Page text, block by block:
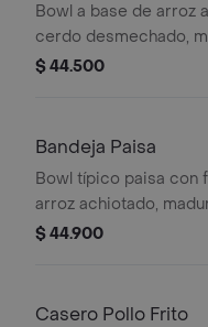
Bowl a base de arroz
cerdo desmechado,
guacamole y fríjoles
$ 44.500
Bandeja Paisa
Bowl típico paisa con
arroz achiotado,
y carne molida.
$ 44.900
Casero Pollo Frito